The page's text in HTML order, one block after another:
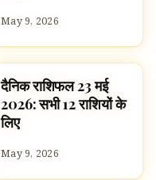
May 9, 2026
ज्योतिष
दैनिक राशिफल 23 मई
2026: सभी 12 राशियों के
लिए
May 9, 2026